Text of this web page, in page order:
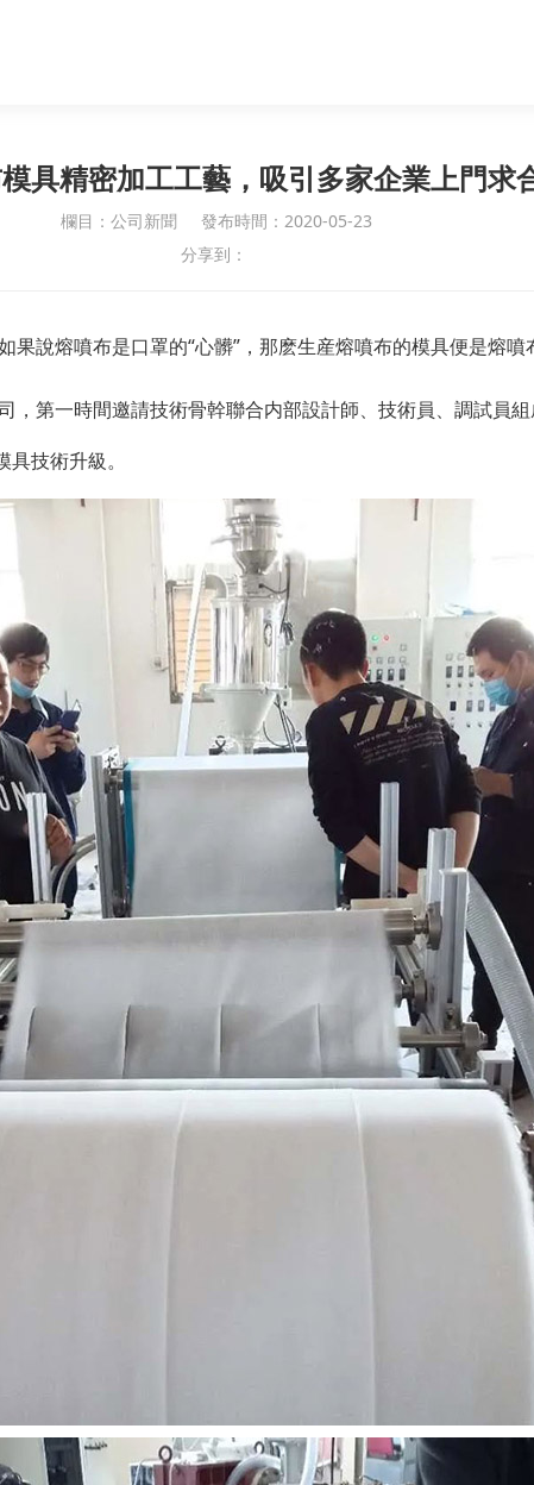
具精密加工工藝，吸引多家企業上門求
欄目：公司新聞
發布時間：2020-05-23
分享到：
說熔噴布是口罩的“心髒”，那麽生産熔噴布的模具便是熔噴布
第一時間邀請技術骨幹聯合内部設計師、技術員、調試員
技術升級。